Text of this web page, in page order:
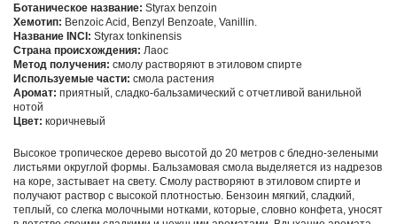
Ботаническое название: Styrax benzoin
Хемотип: Benzoic Acid, Benzyl Benzoate, Vanillin.
Название INCI: Styrax tonkinensis
Страна происхождения: Лаос
Метод получения: смолу растворяют в этиловом спирте
Используемые части: смола растения
Аромат: приятный, сладко-бальзамический с от­четливой ванильной
нотой
Цвет: коричневый
Высокое тропическое дерево высотой до 20 метров с бледно-зелеными
листьями округлой формы. Бальзамовая смола выделяется из надрезов
на коре, застывает на свету. Смолу растворяют в этиловом спирте и
получают раствор с высокой плотностью. Бензоин мягкий, сладкий,
теплый, со слегка молочными нотками, которые, словно конфета, уносят